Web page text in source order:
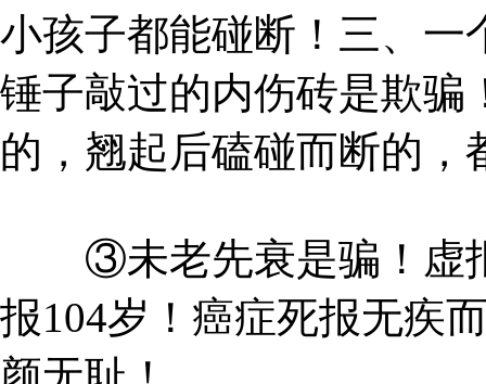
小孩子都能碰断！三、一
锤子敲过的内伤砖是欺骗
的，翘起后磕碰而断的，
③未老先衰是骗！虚报
报104岁！癌症死报无疾